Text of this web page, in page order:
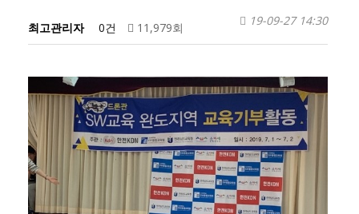
최고관리자 0건 11,979회 19-09-27 14:30